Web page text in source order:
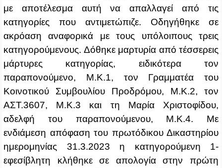
με αποτέλεσμα αυτή να απαλλαγεί από τις
κατηγορίες που αντιμετώπιζε. Οδηγήθηκε σε
ακρόαση αναφορικά με τους υπόλοιπους τρεις
κατηγορούμενους. Δόθηκε μαρτυρία από τέσσερεις
μάρτυρες κατηγορίας, ειδικότερα τον
παραπονούμενο, Μ.Κ.1, τον Γραμματέα του
Κοινοτικού Συμβουλίου Προδρόμου, Μ.Κ.2, τον
ΑΣΤ.3607, Μ.Κ.3 και τη Μαρία Χριστοφίδου,
αδελφή του παραπονούμενου, Μ.Κ.4. Με
ενδιάμεση απόφαση του πρωτόδικου Δικαστηρίου
ημερομηνίας 31.3.2023 η κατηγορούμενη 1-
εφεσίβλητη κλήθηκε σε απολογία στην πρώτη